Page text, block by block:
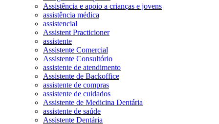
Assistência e apoio a crianças e jovens
assistência médica
assistencial
Assistent Practicioner
assistente
Assistente Comercial
Assistente Consultório
assistente de atendimento
Assistente de Backoffice
assistente de compras
assistente de cuidados
Assistente de Medicina Dentária
assistente de saúde
Assistente Dentária